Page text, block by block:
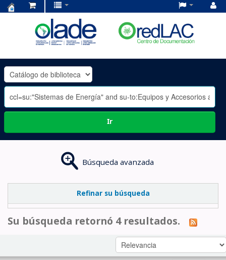
OLADE
-
Ir
Búsqueda avanzada
Refinar su búsqueda
Su búsqueda retornó 4 resultados.